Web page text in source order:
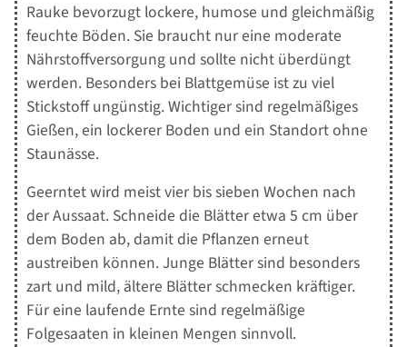
Rauke bevorzugt lockere, humose und gleichmäßig
feuchte Böden. Sie braucht nur eine moderate
Nährstoffversorgung und sollte nicht überdüngt
werden. Besonders bei Blattgemüse ist zu viel
Stickstoff ungünstig. Wichtiger sind regelmäßiges
Gießen, ein lockerer Boden und ein Standort ohne
Staunässe.
Geerntet wird meist vier bis sieben Wochen nach
der Aussaat. Schneide die Blätter etwa 5 cm über
dem Boden ab, damit die Pflanzen erneut
austreiben können. Junge Blätter sind besonders
zart und mild, ältere Blätter schmecken kräftiger.
Für eine laufende Ernte sind regelmäßige
Folgesaaten in kleinen Mengen sinnvoll.